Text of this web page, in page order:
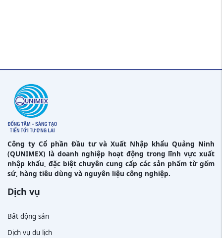
Công ty Cổ phần Đầu tư và Xuất Nhập khẩu Quảng Ninh
(QUNIMEX) là doanh nghiệp hoạt động trong lĩnh vực xuất
nhập khẩu, đặc biệt chuyên cung cấp các sản phẩm từ gốm
sứ, hàng tiêu dùng và nguyên liệu công nghiệp.
Dịch vụ
Bất động sản
Dịch vụ du lịch